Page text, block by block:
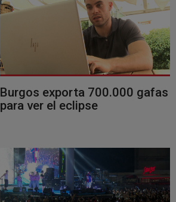
Burgos exporta 700.000 gafas
para ver el eclipse